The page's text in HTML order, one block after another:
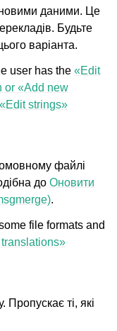
даними. Це
Будьте
варіанта.
user has the «Edit
or «Add new
strings»
файлі
до Оновити
.
file formats and
ті, які